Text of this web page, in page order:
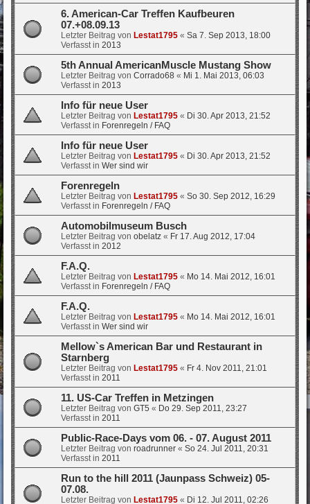
6. American-Car Treffen Kaufbeuren
07.+08.09.13
Letzter Beitrag von Lestat1795 « Sa 7. Sep 2013, 18:00
Verfasst in 2013
5th Annual AmericanMuscle Mustang Show
Letzter Beitrag von Corrado68 « Mi 1. Mai 2013, 06:03
Verfasst in 2013
Info für neue User
Letzter Beitrag von Lestat1795 « Di 30. Apr 2013, 21:52
Verfasst in Forenregeln / FAQ
Info für neue User
Letzter Beitrag von Lestat1795 « Di 30. Apr 2013, 21:52
Verfasst in Wer sind wir
Forenregeln
Letzter Beitrag von Lestat1795 « So 30. Sep 2012, 16:29
Verfasst in Forenregeln / FAQ
Automobilmuseum Busch
Letzter Beitrag von obelatz « Fr 17. Aug 2012, 17:04
Verfasst in 2012
F.A.Q.
Letzter Beitrag von Lestat1795 « Mo 14. Mai 2012, 16:01
Verfasst in Forenregeln / FAQ
F.A.Q.
Letzter Beitrag von Lestat1795 « Mo 14. Mai 2012, 16:01
Verfasst in Wer sind wir
Mellow`s American Bar und Restaurant in
Starnberg
Letzter Beitrag von Lestat1795 « Fr 4. Nov 2011, 21:01
Verfasst in 2011
11. US-Car Treffen in Metzingen
Letzter Beitrag von GT5 « Do 29. Sep 2011, 23:27
Verfasst in 2011
Public-Race-Days vom 06. - 07. August 2011
Letzter Beitrag von roadrunner « So 24. Jul 2011, 20:31
Verfasst in 2011
Run to the hill 2011 (Jaunpass Schweiz) 05-
07.08.
Letzter Beitrag von Lestat1795 « Di 12. Jul 2011, 02:26